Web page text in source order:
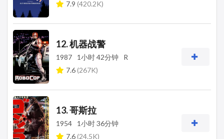
7.9 (420.2K)
12. 机器战警
1987 1小时 42分钟
R
7.6(267K)
13. 哥斯拉
1954
1小时 36分钟
7.6(24.5K)